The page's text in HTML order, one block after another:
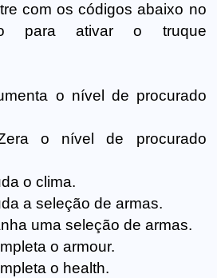
com os códigos abaixo no
para ativar o truque
o nível de procurado
o nível de procurado
o clima.
a seleção de armas.
uma seleção de armas.
o armour.
o health.